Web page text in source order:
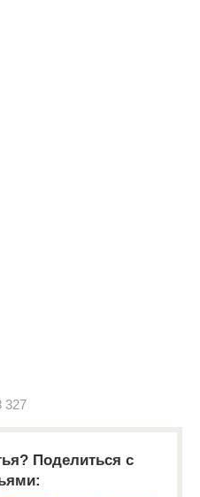
327
Поделиться с